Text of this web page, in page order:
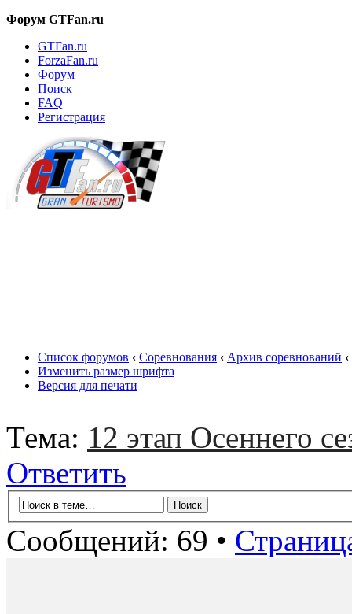
Форум GTFan.ru
GTFan.ru
ForzaFan.ru
Форум
Поиск
FAQ
Регистрация
Список форумов ‹ Соревнования ‹ Архив соревнований ‹
Изменить размер шрифта
Версия для печати
Тема: 12 этап Осеннего
Ответить
Сообщений: 69 •